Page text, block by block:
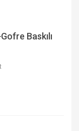
Baskılı